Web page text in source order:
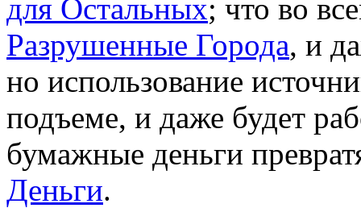
для Остальных; что во
Разрушенные Города, и
но использование
подъеме, и даже будет
бумажные деньги
Деньги.